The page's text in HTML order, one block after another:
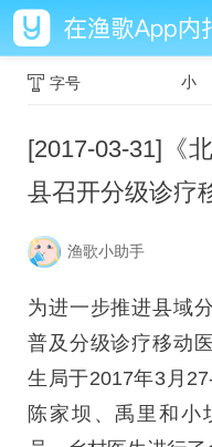
字号 小
[2017-03-31]《
县召开分级诊疗
渔歌小助手
为进一步推进县域
普及分级诊疗移动
生局于2017年3月
陈家坝、禹里和小